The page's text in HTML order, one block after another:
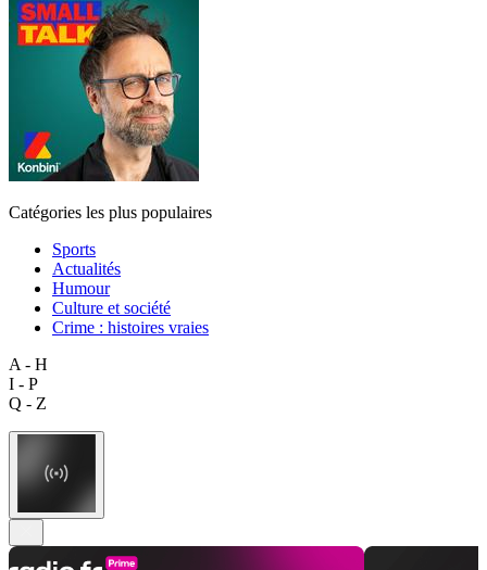
Catégories les plus populaires
Sports
Actualités
Humour
Culture et société
Crime : histoires vraies
A - H
I - P
Q - Z